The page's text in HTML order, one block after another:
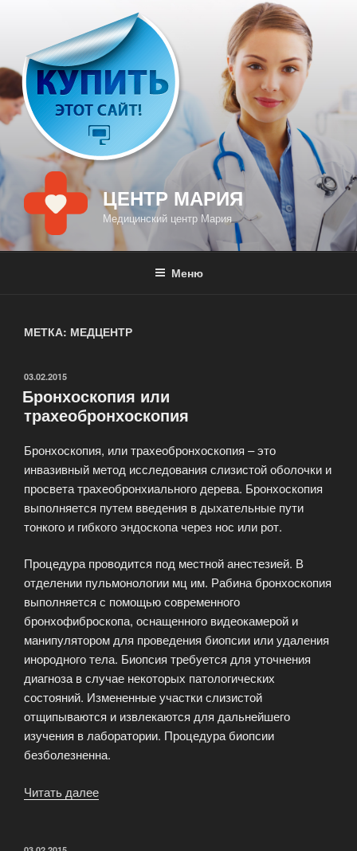
содержимому
ЦЕНТР МАРИЯ
Медицинский центр Мария
Меню
МЕТКА: МЕДЦЕНТР
ОПУБЛИКОВАНО
03.02.2015
Бронхоскопия или
трахеобронхоскопия
Бронхоскопия, или трахеобронхоскопия – это
инвазивный метод исследования слизистой оболочки и
просвета трахеобронхиального дерева. Бронхоскопия
выполняется путем введения в дыхательные пути
тонкого и гибкого эндоскопа через нос или рот.
Процедура проводится под местной анестезией. В
отделении пульмонологии мц им. Рабина бронхоскопия
выполняется с помощью современного
бронхофиброскопа, оснащенного видеокамерой и
манипулятором для проведения биопсии или удаления
инородного тела. Биопсия требуется для уточнения
диагноза в случае некоторых патологических
состояний. Измененные участки слизистой
отщипываются и извлекаются для дальнейшего
изучения в лаборатории. Процедура биопсии
безболезненна.
Читать далее